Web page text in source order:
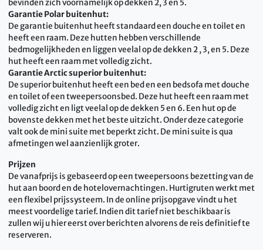
bevinden zich voornamelijk op dekken 2, 3 en 5.
Garantie Polar buitenhut:
De garantie buitenhut heeft standaard een douche en toilet en
heeft een raam. Deze hutten hebben verschillende
bedmogelijkheden en liggen veelal op de dekken 2 , 3, en 5. Deze
hut heeft een raam met volledig zicht.
Garantie Arctic superior buitenhut:
De superior buitenhut heeft een bed en een bedsofa met douche
en toilet of een tweepersoonsbed. Deze hut heeft een raam met
volledig zicht en ligt veelal op de dekken 5 en 6. Een hut op de
bovenste dekken met het beste uitzicht. Onder deze categorie
valt ook de mini suite met beperkt zicht. De mini suite is qua
afmetingen wel aanzienlijk groter.
Prijzen
De vanafprijs is gebaseerd op een tweepersoons bezetting van de
hut aan boord en de hotelovernachtingen. Hurtigruten werkt met
een flexibel prijssysteem. In de online prijsopgave vindt u het
meest voordelige tarief. Indien dit tarief niet beschikbaar is
zullen wij u hier eerst over berichten alvorens de reis definitief te
reserveren.